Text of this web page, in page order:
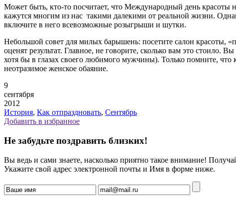
Может быть, кто-то посчитает, что Международный день красоты
кажутся многим из нас такими далекими от реальной жизни.
включите в него всевозможные розыгрыши и шутки.
Небольшой совет для милых барышень: посетите салон красоты,
оценят результат. Главное, не говорите, сколько вам это стоило.
хотя бы в глазах своего любимого мужчины). Только помните, что
неотразимое женское обаяние.
9
сентября
2012
История, Как отпраздновать, Сентябрь
Добавить в избранное
Не забудьте поздравить близких!
Вы ведь и сами знаете, насколько приятно такое внимание!
Укажите свой адрес электронной почты и Имя в форме ниже.